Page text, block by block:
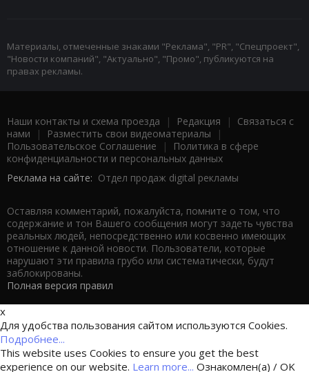
Материалы, отмеченные знаками "Реклама", "PR", "Спецпроект",
"Новости компаний", "Актуально", "Промо", публикуются на
правах рекламы.
Наши контакты и схема проезда | Редакция | Связаться с
нами | Разместить свои видеоматериалы |
Пользовательское Соглашение |
Политика в сфере
конфиденциальности и персональных данных
Реклама на сайте: Отдел продаж digital рекламы
Оставляя комментарий, пожалуйста, помните о том, что
содержание и тон Вашего сообщения могут задеть чувства
реальных людей, непосредственно или косвенно имеющих
отношение к данной новости. Пользователи, которые
нарушают эти правила грубо или систематически, будут
заблокированы.
Полная версия правил
x
Для удобства пользования сайтом используются Cookies.
Подробнее...
This website uses Cookies to ensure you get the best
experience on our website. Learn more... Ознакомлен(а) / OK